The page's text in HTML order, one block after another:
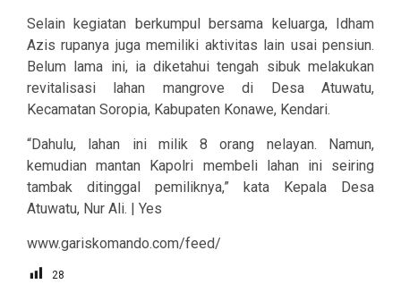
Selain kegiatan berkumpul bersama keluarga, Idham
Azis rupanya juga memiliki aktivitas lain usai pensiun.
Belum lama ini, ia diketahui tengah sibuk melakukan
revitalisasi lahan mangrove di Desa Atuwatu,
Kecamatan Soropia, Kabupaten Konawe, Kendari.
“Dahulu, lahan ini milik 8 orang nelayan. Namun,
kemudian mantan Kapolri membeli lahan ini seiring
tambak ditinggal pemiliknya,” kata Kepala Desa
Atuwatu, Nur Ali. | Yes
www.gariskomando.com/feed/
28